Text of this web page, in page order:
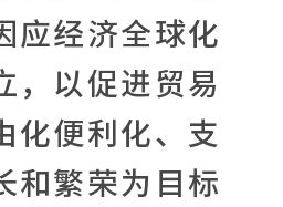
应经济全球化
，以促进贸易
化便利化、支
和繁荣为目标